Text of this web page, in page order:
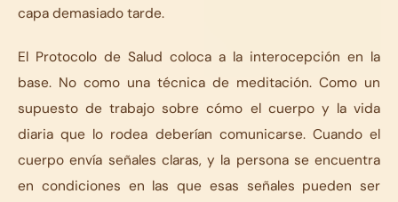
capa demasiado tarde.
El Protocolo de Salud coloca a la interocepción en la
base. No como una técnica de meditación. Como un
supuesto de trabajo sobre cómo el cuerpo y la vida
diaria que lo rodea deberían comunicarse. Cuando el
cuerpo envía señales claras, y la persona se encuentra
en condiciones en las que esas señales pueden ser